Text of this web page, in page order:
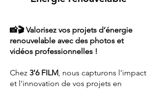
📸🎬 Valorisez vos projets d’énergie
renouvelable avec des photos et
vidéos professionnelles !
Chez 3'6 FILM, nous capturons l'impact
et l'innovation de vos projets en